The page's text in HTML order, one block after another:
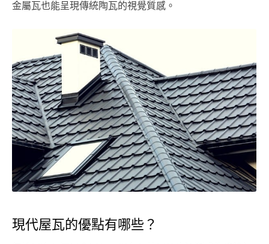
金屬瓦也能呈現傳統陶瓦的視覺質感。
現代屋瓦的優點有哪些？